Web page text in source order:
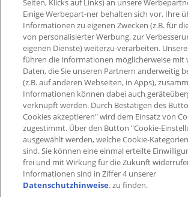
Aktueller °Punktestand
Extra-°Punkte, Angebote &
mehr
Seiten, Klicks auf Links) an unsere
Einige Werbepart-ner behalten sich vor, Ihre
Informationen zu eigenen Zwecken (z.B. für
von personalisierter Werbung, zur
eigenen Dienste) weiterzu-verarbeiten.
führen die Informationen möglicherweise mit
Daten, die Sie unseren Partnern anderweitig
(z.B. auf anderen Webseiten, in Apps),
Informationen können dabei auch
verknüpft werden. Durch Bestätigen des
Cookies akzeptieren" wird dem Einsatz von
zugestimmt. Über den Button "Cookie-
ausgewählt werden, welche Cookie-
sind. Sie können eine einmal erteilte
frei und mit Wirkung für die Zukunft
Informationen sind in Ziffer 4 unserer
Datenschutzhinweise. zu finden.